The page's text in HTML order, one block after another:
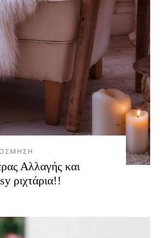
Αλλαγής και
ριχτάρια!!